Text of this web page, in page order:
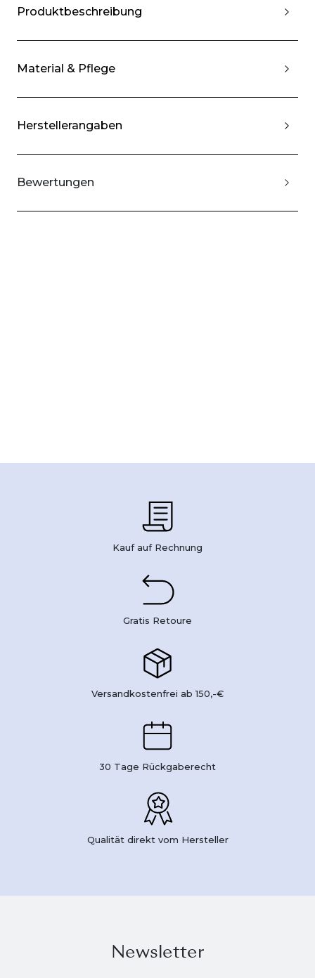
Produktbeschreibung
Material & Pflege
Herstellerangaben
Bewertungen
Kauf auf Rechnung
Gratis Retoure
Versandkostenfrei ab 150,-€
30 Tage Rückgaberecht
Qualität direkt vom Hersteller
Newsletter